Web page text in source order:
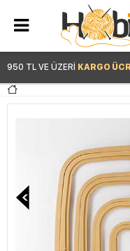
950 TL VE ÜZERİ KARGO